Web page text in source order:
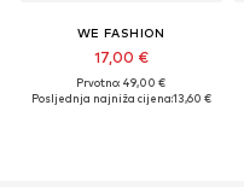
WE FASHION
17,00 €
Prvotno: 49,00 €
Posljednja najniža cijena:13,60 €